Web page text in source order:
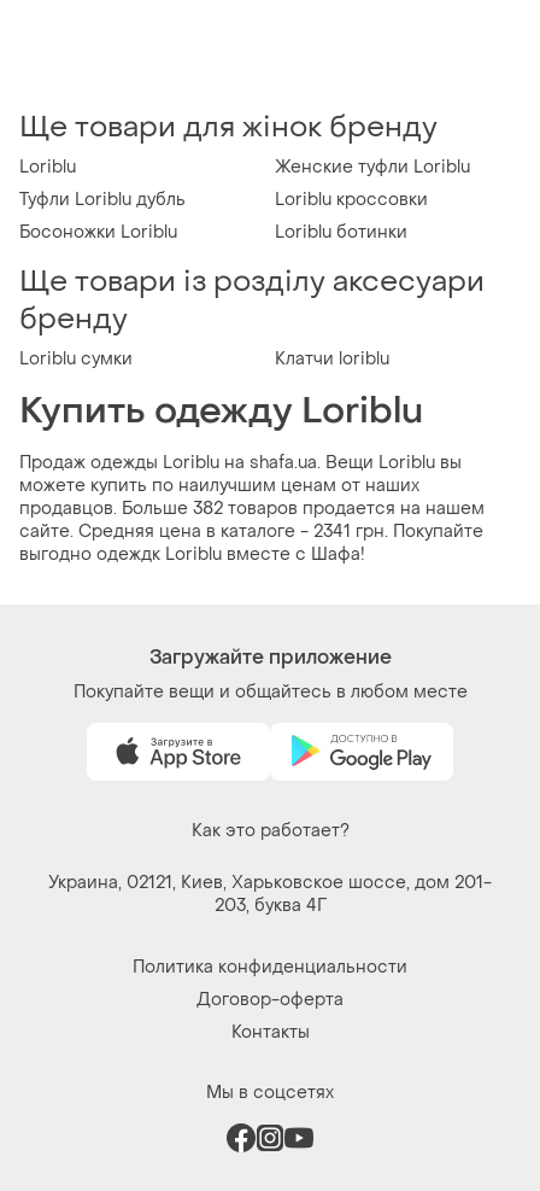
Ще товари для жінок бренду
Loriblu
Женские туфли Loriblu
Туфли Loriblu дубль
Loriblu кроссовки
Босоножки Loriblu
Loriblu ботинки
Ще товари із розділу аксесуари
бренду
Loriblu сумки Клатчи loriblu
Купить одежду Loriblu
Продаж одежды Loriblu на shafa.ua. Вещи Loriblu вы
можете купить по наилучшим ценам от наших
продавцов. Больше 382 товаров продается на нашем
сайте. Средняя цена в каталоге - 2341 грн. Покупайте
выгодно одеждк Loriblu вместе с Шафа!
Загружайте приложение
Покупайте вещи и общайтесь в любом месте
Как это работает?
Украина, 02121, Киев, Харьковское шоссе, дом 201-
203, буква 4Г
Политика конфиденциальности
Договор-оферта
Контакты
Мы в соцсетях